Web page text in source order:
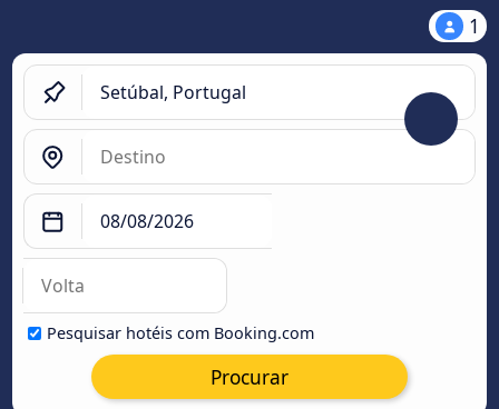
1
Pesquisar hotéis com Booking.com
Procurar